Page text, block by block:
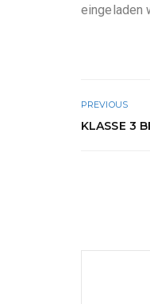
eingeladen
PREVIOUS
KLASSE 3